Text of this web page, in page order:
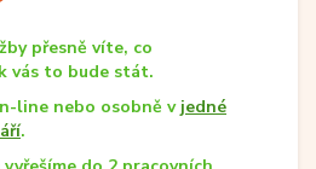
přesně víte, co
vás to bude stát.
line nebo osobně v jedné
.